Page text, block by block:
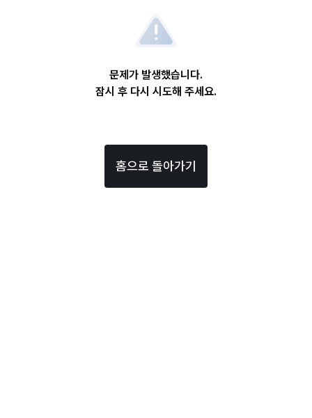
문제가 발생했습니다.
잠시 후 다시 시도해 주세요.
홈으로 돌아가기